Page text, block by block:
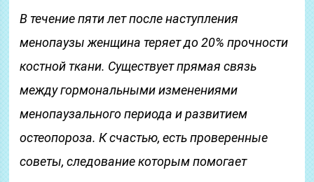
В течение пяти лет после наступления
менопаузы женщина теряет до 20% прочности
костной ткани. Существует прямая связь
между гормональными изменениями
менопаузального периода и развитием
остеопороза. К счастью, есть проверенные
советы, следование которым помогает